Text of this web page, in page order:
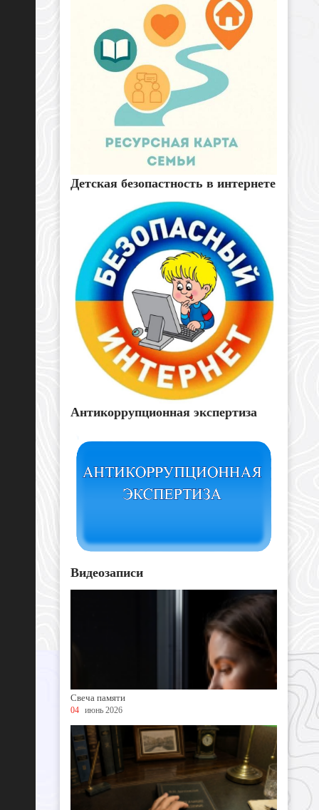
Детская безопастность в интернете
Антикоррупционная экспертиза
Видеозаписи
Свеча памяти
04 июнь 2026